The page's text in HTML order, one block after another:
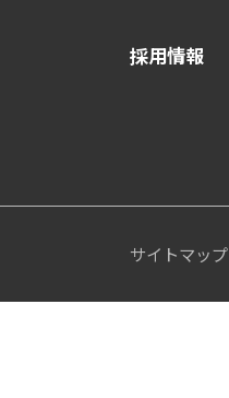
採用情報
サイトマップ